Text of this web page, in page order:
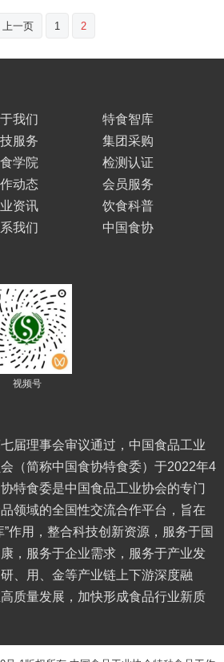
上一页 1 2
我们
特食智库
服务
集团采购
学院
检测认证
动态
会员服务
资讯
饮食科普
我们 中国食协
视频号
届理事会审议通过，中国食品工业
（简称中国食协特食委）于2022年4
特食委是中国食品工业协会的专门
领域的全国性交流合作平台，旨在
作用，整合科技创新资源，服务于国
，服务于企业需求，服务于产业发
、用、金等产业链上下游深度融
质量发展，加快形成食品行业新质